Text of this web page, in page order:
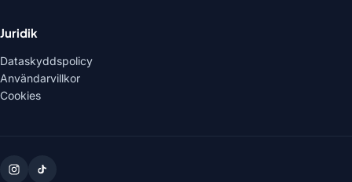
Juridik
Dataskyddspolicy
Användarvillkor
Cookies